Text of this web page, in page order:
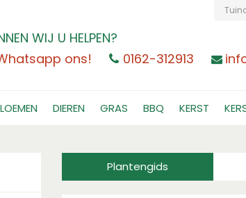
WIJ U HELPEN?
ons!
0162-312913
DIEREN GRAS BBQ KERST
Plantengids